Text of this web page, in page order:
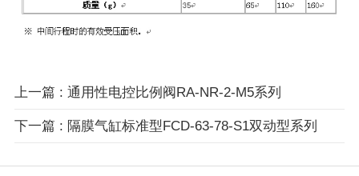
上一篇 : 通用性电控比例阀RA-NR-2-M5系列
下一篇 : 隔膜气缸标准型FCD-63-78-S1双动型系列